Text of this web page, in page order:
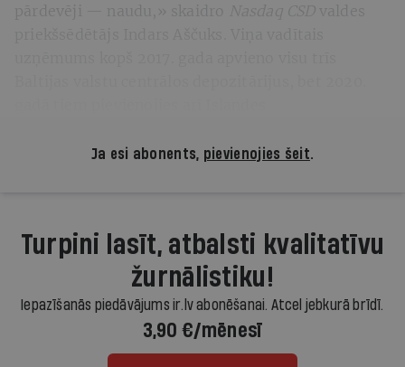
pārdevēji — naudu,» skaidro
Nasdaq CSD valdes
Ja esi abonents, pievienojies šeit.
Turpini lasīt, atbalsti kvalitatīvu
žurnālistiku!
Iepazīšanās piedāvājums ir.lv abonēšanai. Atcel jebkurā brīdī.
3,90 €/mēnesī